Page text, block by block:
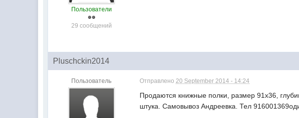
Пользователи
29 сообщений
Pluschckin2014
Пользователь Отправлено20 September 2014 - 14:24
Продаются книжные полки, размер 91х36,
штука. Самовывоз Андреевка. Тел